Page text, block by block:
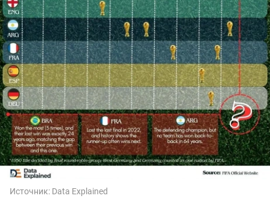
Источник: Data Explained